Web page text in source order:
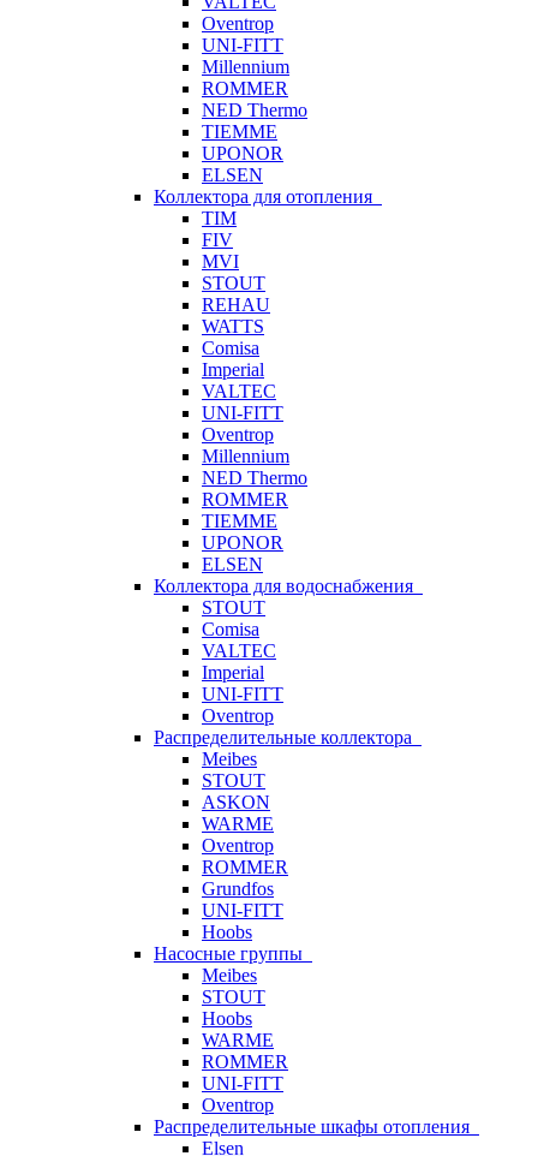
Oventrop
UNI-FITT
Millennium
ROMMER
NED Thermo
TIEMME
UPONOR
ELSEN
Коллектора для отопления
TIM
FIV
MVI
STOUT
REHAU
WATTS
Comisa
Imperial
VALTEC
UNI-FITT
Oventrop
Millennium
NED Thermo
ROMMER
TIEMME
UPONOR
ELSEN
Коллектора для водоснабжения
STOUT
Comisa
VALTEC
Imperial
UNI-FITT
Oventrop
Распределительные коллектора
Meibes
STOUT
ASKON
WARME
Oventrop
ROMMER
Grundfos
UNI-FITT
Hoobs
Насосные группы
Meibes
STOUT
Hoobs
WARME
ROMMER
UNI-FITT
Oventrop
Распределительные шкафы отопления
Elsen